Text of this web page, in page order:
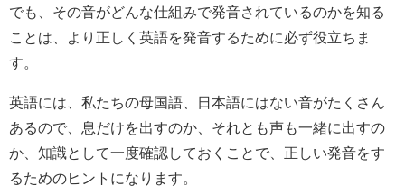
でも、その音がどんな仕組みで発音されているのかを知る
ことは、より正しく英語を発音するために必ず役立ちま
す。
英語には、私たちの母国語、日本語にはない音がたくさん
あるので、息だけを出すのか、それとも声も一緒に出すの
か、知識として一度確認しておくことで、正しい発音をす
るためのヒントになります。